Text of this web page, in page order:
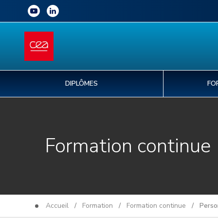
DIPLÔMES
Formation continue
Accueil / Formation / Formation continue /